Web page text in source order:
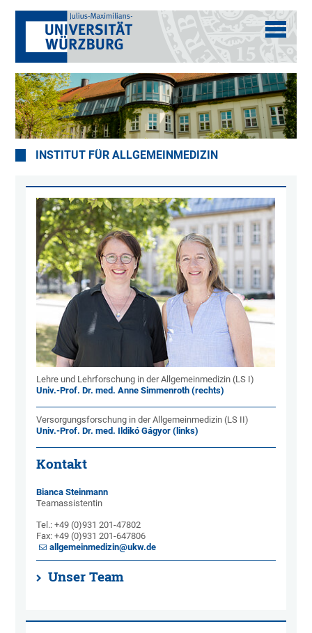
INSTITUT FÜR ALLGEMEINMEDIZIN
Lehre und Lehrforschung in der Allgemeinmedizin (LS I)
Univ.-Prof. Dr. med. Anne Simmenroth (rechts)
Versorgungsforschung in der Allgemeinmedizin (LS II)
Univ.-Prof. Dr. med. Ildikó Gágyor (links)
Kontakt
Bianca Steinmann
Teamassistentin
Tel.: +49 (0)931 201-47802
Fax: +49 (0)931 201-647806
allgemeinmedizin@ukw.de
Unser Team